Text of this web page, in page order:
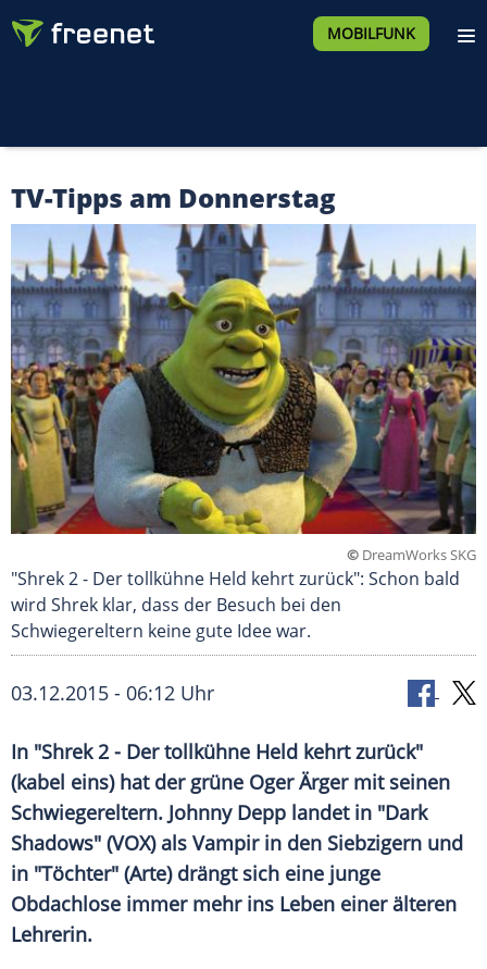
MOBILFUNK
TV-Tipps am Donnerstag
© DreamWorks SKG
"Shrek 2 - Der tollkühne Held kehrt zurück": Schon bald
wird Shrek klar, dass der Besuch bei den
Schwiegereltern keine gute Idee war.
03.12.2015 - 06:12 Uhr
In "Shrek 2 - Der tollkühne Held kehrt zurück"
(kabel eins) hat der grüne Oger Ärger mit seinen
Schwiegereltern. Johnny Depp landet in "Dark
Shadows" (VOX) als Vampir in den Siebzigern und
in "Töchter" (Arte) drängt sich eine junge
Obdachlose immer mehr ins Leben einer älteren
Lehrerin.